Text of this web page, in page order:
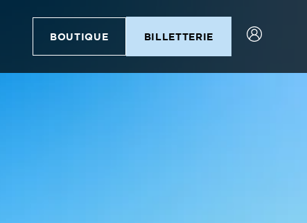
BOUTIQUE BILLETTERIE